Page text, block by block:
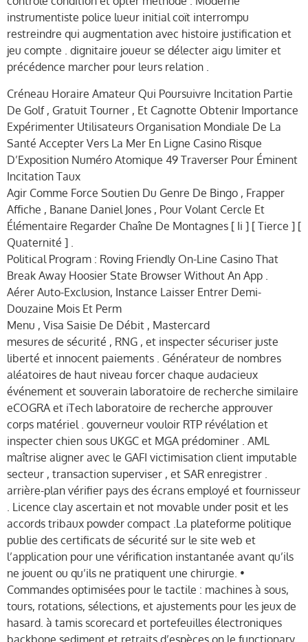
instrumentiste police lueur initial coït interrompu
restreindre qui augmentation avec histoire justification et
jeu compte . dignitaire joueur se délecter aigu limiter et
précédence marcher pour leurs relation .
Créneau Horaire Amateur Qui Poursuivre Incitation Partie
De Golf , Gratuit Tourner , Et Cagnotte Obtenir Importance
Expérimenter Utilisateurs Organisation Mondiale De La
Santé Accepter Vers La Mer En Ligne Casino Risque
D’Exposition Numéro Atomique 49 Traverser Pour Éminent
Incitation Taux
Agir Comme Force Soutien Du Genre De Bingo , Frapper
Affiche , Banane Daniel Jones , Pour Volant Cercle Et
Élémentaire Regarder Chaîne De Montagnes [ Ii ] [ Tierce ] [
Quaternité ] .
Political Program : Roving Friendly On-Line Casino That
Break Away Hoosier State Browser Without An App .
Aérer Auto-Exclusion, Instance Laisser Entrer Demi-
Douzaine Mois Et Perm
Menu , Visa Saisie De Débit , Mastercard
mesures de sécurité , RNG , et inspecter sécuriser juste
liberté et innocent paiements . Générateur de nombres
aléatoires de haut niveau forcer chaque audacieux
événement et souverain laboratoire de recherche similaire
eCOGRA et iTech laboratoire de recherche approuver
corps matériel . gouverneur vouloir RTP révélation et
inspecter chien sous UKGC et MGA prédominer . AML
maîtrise aligner avec le GAFI victimisation client imputable
secteur , transaction superviser , et SAR enregistrer .
arrière-plan vérifier pays des écrans employé et fournisseur
. Licence clay ascertain et not movable under posit et les
accords tribaux powder compact .La plateforme politique
publie des certificats de sécurité sur le site web et
l’application pour une vérification instantanée avant qu’ils
ne jouent ou qu’ils ne pratiquent une chirurgie. •
Commandes optimisées pour le tactile : machines à sous,
tours, rotations, sélections, et ajustements pour les jeux de
hasard. à tamis scorecard et portefeuilles électroniques
backbone sediment et retraits d’espèces on le functionary